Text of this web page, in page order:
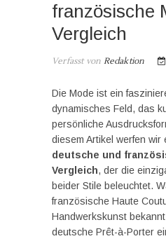
französische
Vergleich
Verfasst von Redaktion
Die Mode ist ein
dynamisches Feld, das
persönliche
diesem Artikel werfen wir
deutsche und
Vergleich, der die
beider Stile beleuchtet.
französische Haute
Handwerkskunst
deutsche Prêt-à-Porter